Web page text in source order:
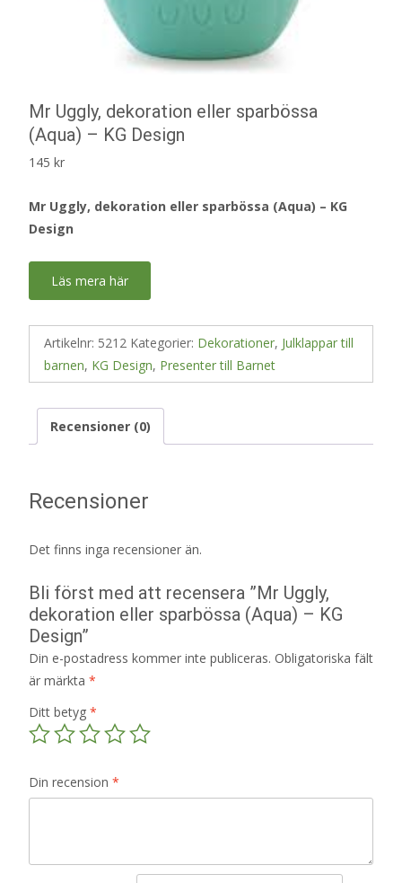
Mr Uggly, dekoration eller sparbössa
(Aqua) – KG Design
145 kr
Mr Uggly, dekoration eller sparbössa (Aqua) – KG
Design
Läs mera här
Artikelnr: 5212 Kategorier: Dekorationer, Julklappar till
barnen, KG Design, Presenter till Barnet
Recensioner (0)
Recensioner
Det finns inga recensioner än.
Bli först med att recensera ”Mr Uggly,
dekoration eller sparbössa (Aqua) – KG
Design”
Din e-postadress kommer inte publiceras. Obligatoriska fält
är märkta *
Ditt betyg *
Din recension *